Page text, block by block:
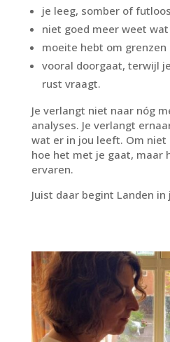
je leeg, somber of
niet goed meer weet
moeite hebt om grenzen
vooral doorgaat, terwijl
rust vraagt.
Je verlangt niet naar nóg
analyses. Je verlangt
wat er in jou leeft. Om
hoe het met je gaat, maar
ervaren.
Juist daar begint Landen in